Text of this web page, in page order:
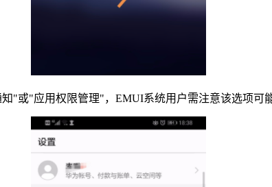
"或"应用权限管理"，EMUI系统用户需注意该选项可